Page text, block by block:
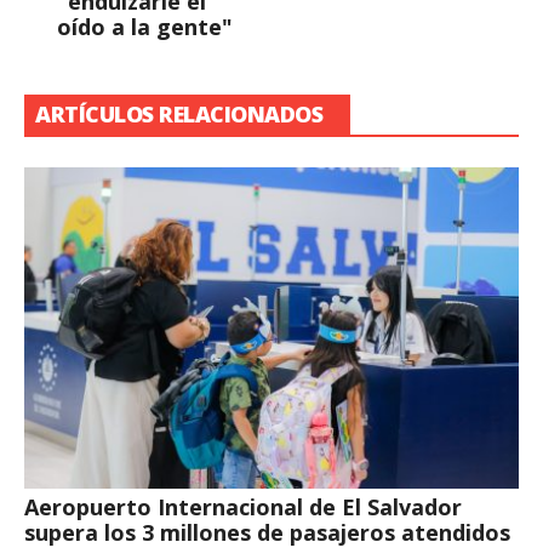
oído a la gente"
ARTÍCULOS RELACIONADOS
Aeropuerto Internacional de El Salvador
supera los 3 millones de pasajeros atendidos